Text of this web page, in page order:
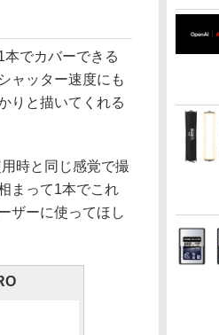
でカバーできる
ャッター速度にも
りと描いてくれる
時と同じ感覚で撮
まって1本でこれ
ザーに使ってほし